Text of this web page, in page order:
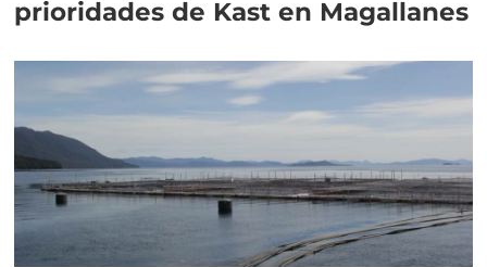
prioridades de Kast en Magallanes